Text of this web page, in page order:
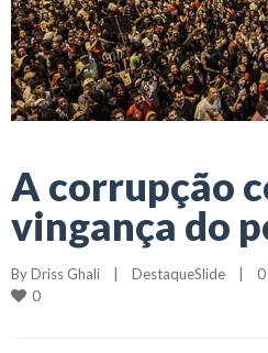
A corrupção
vingança do
By Driss Ghali | DestaqueSlide |
0